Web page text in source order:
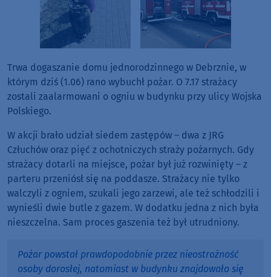
Trwa dogaszanie domu jednorodzinnego w Debrznie, w
którym dziś (1.06) rano wybuchł pożar. O 7.17 strażacy
zostali zaalarmowani o ogniu w budynku przy ulicy Wojska
Polskiego.
W akcji brało udział siedem zastępów – dwa z JRG
Człuchów oraz pięć z ochotniczych straży pożarnych. Gdy
strażacy dotarli na miejsce, pożar był już rozwinięty – z
parteru przeniósł się na poddasze. Strażacy nie tylko
walczyli z ogniem, szukali jego zarzewi, ale też schłodzili i
wynieśli dwie butle z gazem. W dodatku jedna z nich była
nieszczelna. Sam proces gaszenia też był utrudniony.
Pożar powstał prawdopodobnie przez nieostrożność
osoby dorosłej, natomiast w budynku znajdowało się